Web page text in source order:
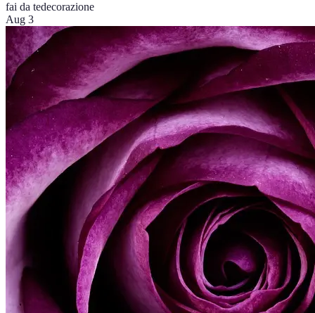
fai da tedecorazione
Aug 3